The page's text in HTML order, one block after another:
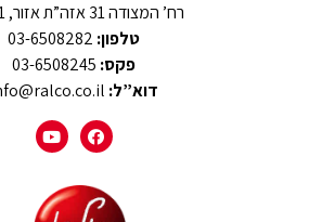
רח’ המצודה 31 אזה”ת אזור, 58001
טלפון:
פקס:
דוא”ל: